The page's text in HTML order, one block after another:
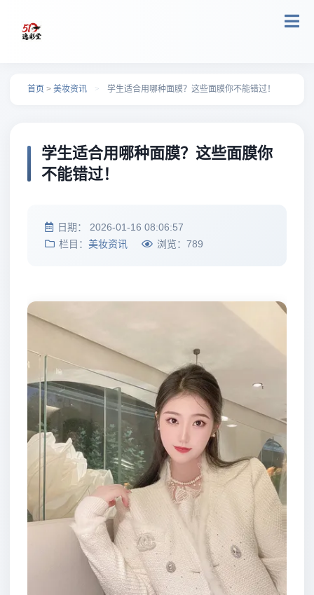
首页 > 美妆资讯 > 学生适合用哪种面膜？这些面膜你不能错过！
学生适合用哪种面膜？这些面膜你
不能错过！
日期： 2026-01-16 08:06:57
栏目： 美妆资讯 浏览： 789